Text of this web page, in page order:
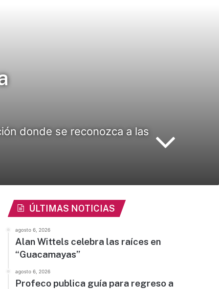
donde se reconozca a las
ÚLTIMAS NOTICIAS
agosto 6, 2026
Alan Wittels celebra las raíces en
“Guacamayas”
agosto 6, 2026
Profeco publica guía para regreso a